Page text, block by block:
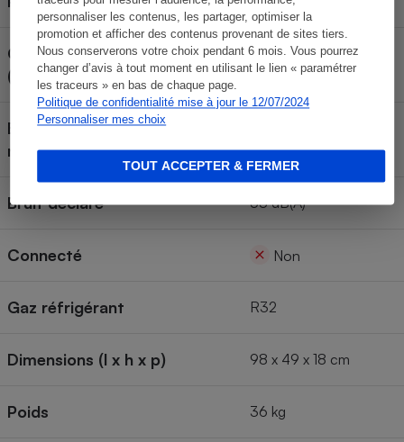
personnaliser les contenus, les partager, optimiser la
promotion et afficher des contenus provenant de sites tiers.
Nous conserverons votre choix pendant 6 mois. Vous pourrez
changer d’avis à tout moment en utilisant le lien « paramétrer
les traceurs » en bas de chaque page.
Politique de confidentialité mise à jour le 12/07/2024
Personnaliser mes choix
TOUT ACCEPTER & FERMER
Classe énergétique
(refroidissement)
A
EER (efficacité énergétique en
refroidissement)
Bruit déclaré 53 dB(A)
Connecté Non
Gaz réfrigérant R32
Dimensions (l x h x p) 98 x 49 x 18 cm
Poids 36 kg